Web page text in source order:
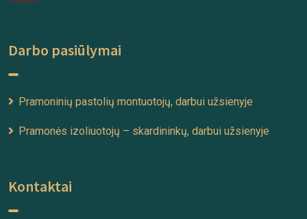
Darbo pasiūlymai
Pramoninių pastolių montuotojų, darbui užsienyje
Pramonės izoliuotojų – skardininkų, darbui užsienyje
Kontaktai